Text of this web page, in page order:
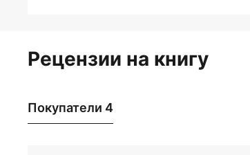
Рецензии на книгу
Покупатели 4